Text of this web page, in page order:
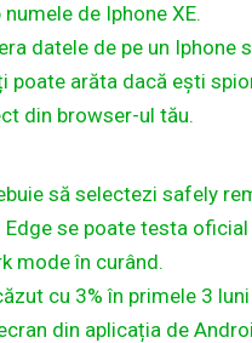
de Iphone XE.
datele de pe un Iphone
poate arăta dacă ești
din browser-ul tău.
să selectezi safely
se poate testa oficial
mode în curând.
cu 3% în primele 3
din aplicația de